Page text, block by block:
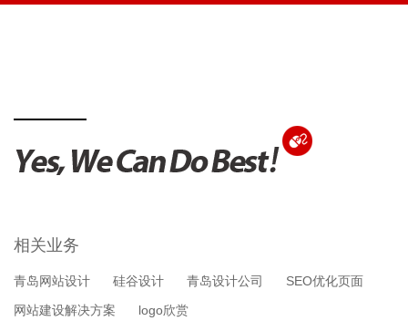
相关业务
青岛网站设计 硅谷设计 青岛设计公司
SEO优化页面
网站建设解决方案
logo欣赏